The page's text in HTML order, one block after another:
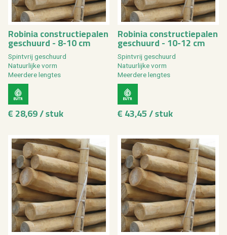
Ro­bi­nia con­struc­tie­pa­len
ge­schuurd - 8-10 cm
Spint­vrij ge­schuurd
Na­tuur­lij­ke vorm
Meer­de­re leng­tes
€ 28,69 / stuk
Ro­bi­nia con­struc­tie­pa­len
ge­schuurd - 10-12 cm
Spint­vrij ge­schuurd
Na­tuur­lij­ke vorm
Meer­de­re leng­tes
€ 43,45 / stuk